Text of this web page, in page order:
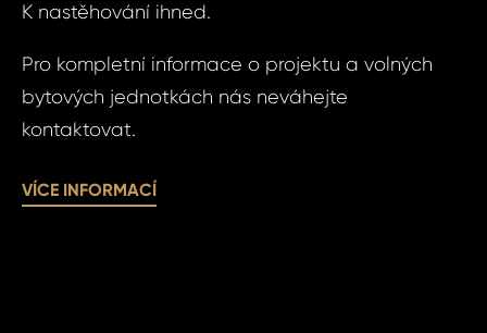
K nastěhování ihned.
Pro kompletní informace o projektu a volných
bytových jednotkách nás neváhejte
kontaktovat.
VÍCE INFORMACÍ